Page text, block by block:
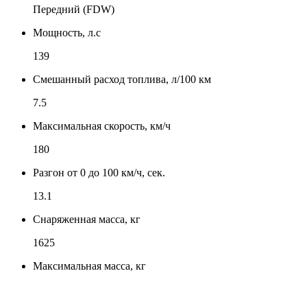
Передний (FDW)
Мощность, л.с
139
Смешанный расход топлива, л/100 км
7.5
Максимальная скорость, км/ч
180
Разгон от 0 до 100 км/ч, сек.
13.1
Снаряженная масса, кг
1625
Максимальная масса, кг